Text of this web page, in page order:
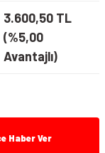
3.600,50 TL
(%5,00
Avantajlı)
Haber Ver